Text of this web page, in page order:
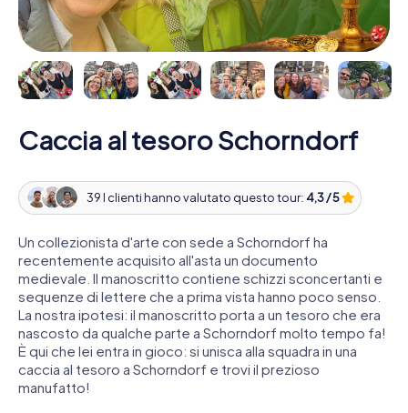
Caccia al tesoro Schorndorf
39 I clienti hanno valutato questo tour: 4,3 / 5
Un collezionista d'arte con sede a Schorndorf ha
recentemente acquisito all'asta un documento
medievale. Il manoscritto contiene schizzi sconcertanti e
sequenze di lettere che a prima vista hanno poco senso.
La nostra ipotesi: il manoscritto porta a un tesoro che era
nascosto da qualche parte a Schorndorf molto tempo fa!
È qui che lei entra in gioco: si unisca alla squadra in una
caccia al tesoro a Schorndorf e trovi il prezioso
manufatto!